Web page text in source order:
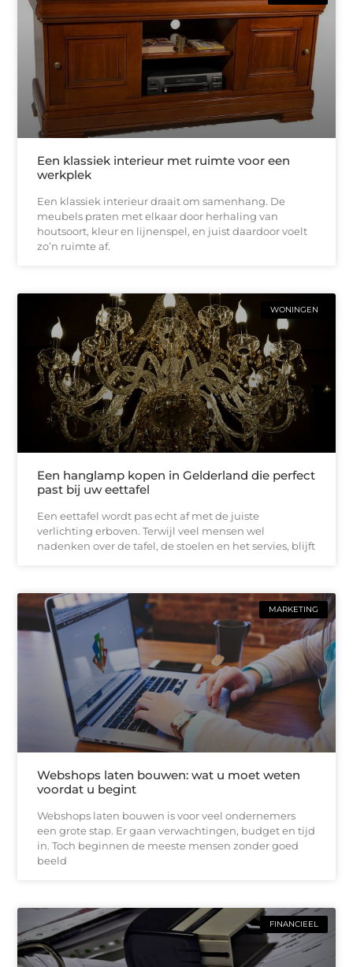
Een klassiek interieur met ruimte voor een
werkplek
Een klassiek interieur draait om samenhang. De
meubels praten met elkaar door herhaling van
houtsoort, kleur en lijnenspel, en juist daardoor voelt
zo’n ruimte af.
WONINGEN
Een hanglamp kopen in Gelderland die perfect
past bij uw eettafel
Een eettafel wordt pas echt af met de juiste
verlichting erboven. Terwijl veel mensen wel
nadenken over de tafel, de stoelen en het servies, blijft
MARKETING
Webshops laten bouwen: wat u moet weten
voordat u begint
Webshops laten bouwen is voor veel ondernemers
een grote stap. Er gaan verwachtingen, budget en tijd
in. Toch beginnen de meeste mensen zonder goed
beeld
FINANCIEEL